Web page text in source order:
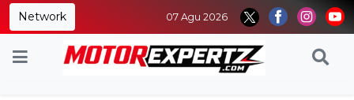
Network 07 Agu 2026